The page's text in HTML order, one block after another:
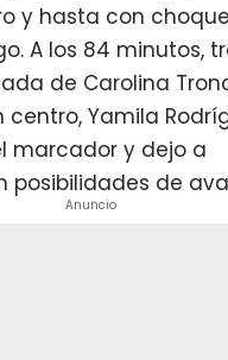
y hasta con
A los 84 minutos,
de Carolina
Yamila
marcador y dejo a
posibilidades de
Anuncio